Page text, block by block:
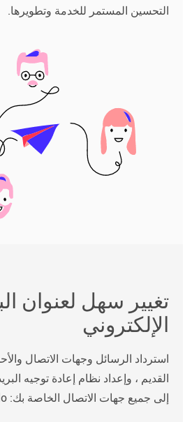
التحسين المستمر للخدمة وتطويرها.
تغيير سهل لعنوان
الإلكتروني
استرداد الرسائل وجهات الاتصال
القديم ، وإعداد نظام إعادة توجيه
إلى جميع جهات الاتصال الخاصة بك: Mailo يبسط حياتك!